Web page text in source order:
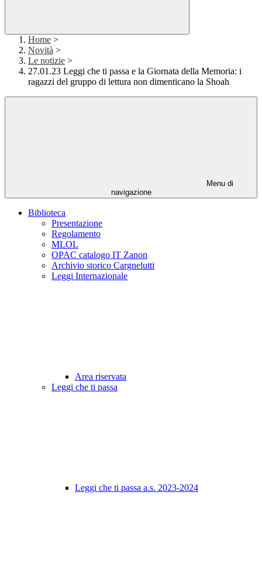
Home >
Novità >
Le notizie >
27.01.23 Leggi che ti passa e la Giornata della Memoria: i
ragazzi del gruppo di lettura non dimenticano la Shoah
Menu di
navigazione
Biblioteca
Presentazione
Regolamento
MLOL
OPAC catalogo IT Zanon
Archivio storico Cargnelutti
Leggi Internazionale
Area riservata
Leggi che ti passa
Leggi che ti passa a.s. 2023-2024